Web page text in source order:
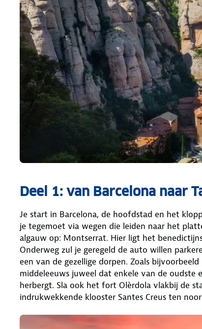
Deel 1: van Barcelona naar
Je start in Barcelona, de hoofdstad en het
je tegemoet via wegen die leiden naar het
algauw op: Montserrat. Hier ligt het
Onderweg zul je geregeld de auto willen
een van de gezellige dorpen. Zoals
middeleeuws juweel dat enkele van de oudste
herbergt. Sla ook het fort Olèrdola vlakbij de
indrukwekkende klooster Santes Creus ten